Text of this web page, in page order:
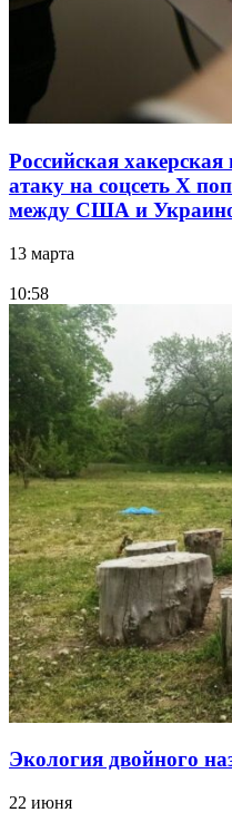
Российская
атаку на соцсеть Х
между США и
13 марта
10:58
Экология двойного
22 июня